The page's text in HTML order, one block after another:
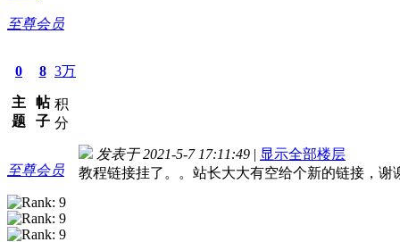
至尊会员
0
主
题
8
帖
子
3万
积
分
至尊会员
发表于 2021-5-7 17:11:49 | 显示全部楼层
教程链接挂了。。站长大大有空给个新的链接，谢